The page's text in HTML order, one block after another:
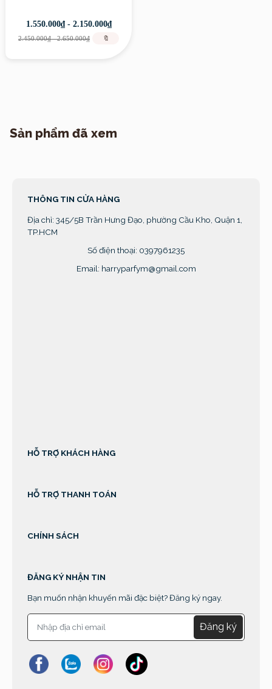
1.550.000₫ - 2.150.000₫
2.450.000₫ - 2.650.000₫ 🔖
Sản phẩm đã xem
THÔNG TIN CỬA HÀNG
Địa chỉ: 345/5B Trần Hưng Đạo, phường Cầu Kho, Quận 1,
TP.HCM
Số điện thoại: 0397961235
Email: harryparfym@gmail.com
HỖ TRỢ KHÁCH HÀNG
HỖ TRỢ THANH TOÁN
CHÍNH SÁCH
ĐĂNG KÝ NHẬN TIN
Bạn muốn nhận khuyến mãi đặc biệt? Đăng ký ngay.
Đăng ký